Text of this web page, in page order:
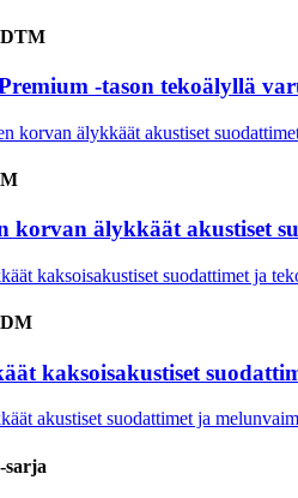
-tason tekoälyllä
korvan älykkäät akustiset
kaksoisakustiset
sarja